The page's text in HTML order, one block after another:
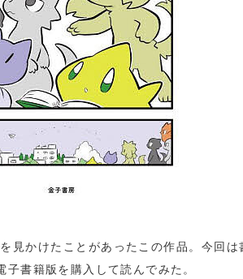
見かけたことがあったこの作品。今回は
子書籍版を購入して読んでみた。